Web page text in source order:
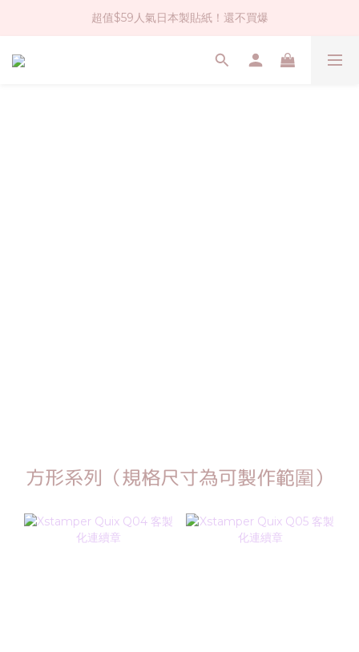
社群大人氣！各種有趣的打洞器
超值$59人氣日本製貼紙！還不買爆
全店$1500免運(台灣地區)
方形系列（規格尺寸為可製作範圍）